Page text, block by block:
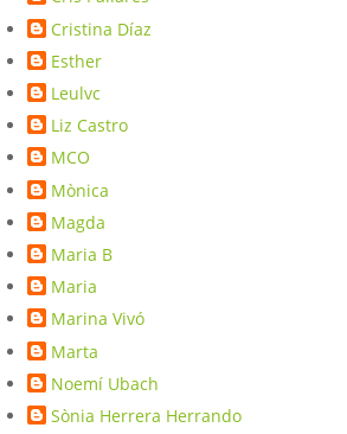
Cristina Díaz
Esther
Leulvc
Liz Castro
MCO
Mònica
Magda
Maria B
Maria
Marina Vivó
Marta
Noemí Ubach
Sònia Herrera Herrando